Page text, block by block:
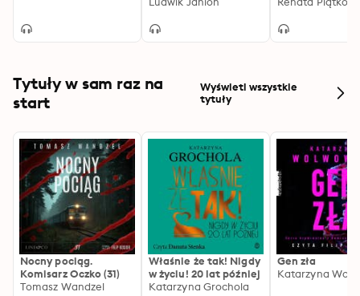
Tytuły w sam raz na
start
Wyświetl wszystkie
tytuły
Nocny pociąg.
Komisarz Oczko (31)
Tomasz Wandzel
Właśnie że tak! Nigdy
w życiu! 20 lat później
Katarzyna Grochola
Gen zła
Katarzyna